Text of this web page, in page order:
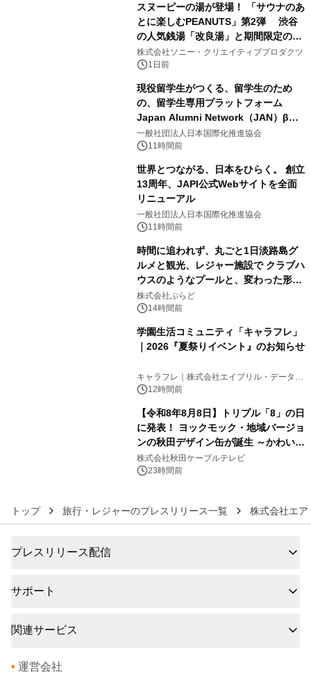
スヌーピーの湯が登場！ 「サウナのあ
とに楽しむPEANUTS」第2弾 渋谷
の人気銭湯「改良湯」と期間限定のコ
ラボレーション サウナイキタイコラ
ボグッズも発売決定！
株式会社ソニー・クリエイティブプロダクツ
1日前
現役留学生がつくる、留学生のため
の、留学生専用プラットフォーム
Japan Alumni Network（JAN）β版
をリリース
一般社団法人日本国際化推進協会
11時間前
世界とつながる、日本をひらく。 創立
13周年、JAPI公式Webサイトを全面
リニューアル
一般社団法人日本国際化推進協会
11時間前
時間に追われず、丸ごと1日淡路島グ
ルメと観光、レジャー施設で クラブハ
ウスのようなプールと、変わった形の
サウナも 「THE BOXY AWAJI」のお
得な素泊まり連泊プランで
株式会社ぷらど
14時間前
学園生活コミュニティ「キャラフレ」
｜2026『夏祭りイベント』のお知らせ
キャラフレ｜株式会社エイプリル・データ・
デザインズ
12時間前
【令和8年8月8日】トリプル「8」の日
に発表！ ヨックモック・地域バージョ
ンの秋田デザイン缶が誕生 ～かわいい
秋田犬の子犬と秋田の四季と名所を巡
るパッケージ～ 9月1日(火)秋田県内で
株式会社秋田ケーブルテレビ
23時間前
トップ 旅行・レジャーのプレスリリース一覧 株式会社エア
プレスリリース配信
サポート
関連サービス
• 運営会社